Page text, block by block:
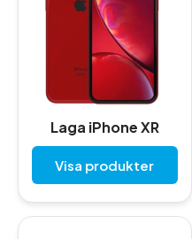
Laga iPhone XR
Visa produkter